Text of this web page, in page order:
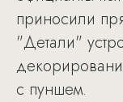
приносили
"Детали"
с пуншем.